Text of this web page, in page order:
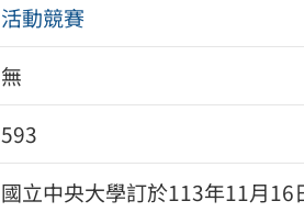
活動競賽
無
593
國立中央大學訂於113年11月